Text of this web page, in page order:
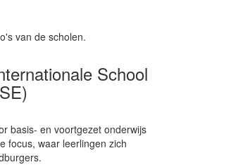
van de scholen.
School
basis- en voortgezet onderwijs
focus, waar leerlingen zich